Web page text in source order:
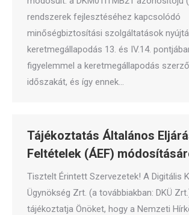
rendszerek fejlesztéséhez kapcsolódó
minőségbiztosítási szolgáltatások
keretmegállapodás 13. és IV.14.
figyelemmel a keretmegállapodás
időszakát, és így ennek…
Tájékoztatás Általános
Feltételek (ÁEF)
Tisztelt Érintett Szervezetek! A Digitális
Ügynökség Zrt. (a továbbiakban: DKÜ
tájékoztatja Önöket, hogy a Nemzeti